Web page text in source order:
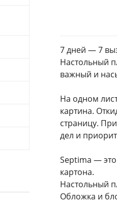
7 дней — 7
Настольный
важный и
На одном
картина.
страницу.
дел и
Septima —
картона.
Настольный
Обложка и